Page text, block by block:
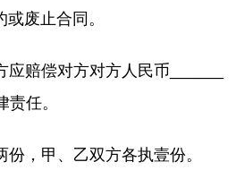
废止合同。
赔偿对方对方人民币______
责任。
，甲、乙双方各执壹份。